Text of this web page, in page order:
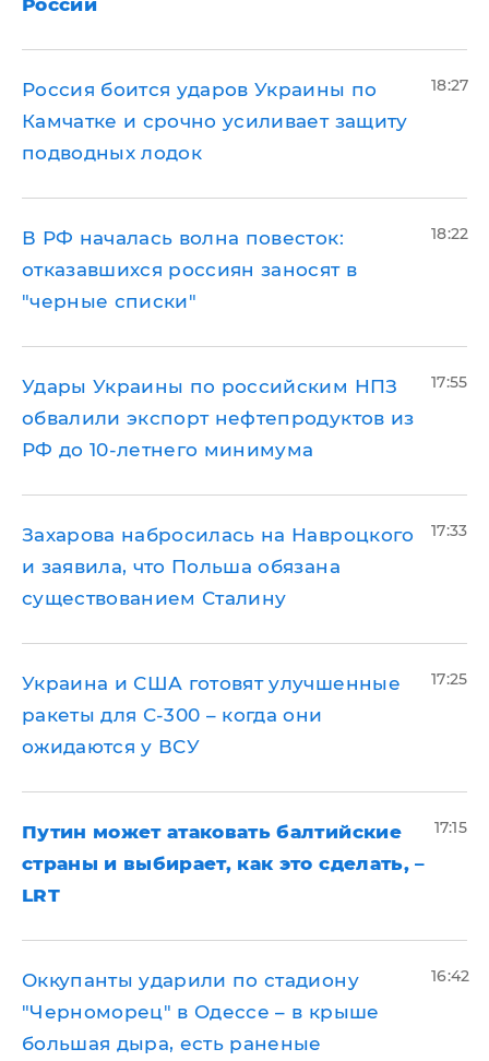
Россия боится ударов Украины по
Камчатке и срочно усиливает защиту
подводных лодок
18:27
​В РФ началась волна повесток:
отказавшихся россиян заносят в
"черные списки"
18:22
Удары Украины по российским НПЗ
обвалили экспорт нефтепродуктов из
РФ до 10-летнего минимума
17:55
​Захарова набросилась на Навроцкого
и заявила, что Польша обязана
существованием Сталину
17:33
Украина и США готовят улучшенные
ракеты для С-300 – когда они
ожидаются у ВСУ
17:25
Путин может атаковать балтийские
страны и выбирает, как это сделать, –
LRT
17:15
Оккупанты ударили по стадиону
"Черноморец" в Одессе – в крыше
большая дыра, есть раненые
16:42